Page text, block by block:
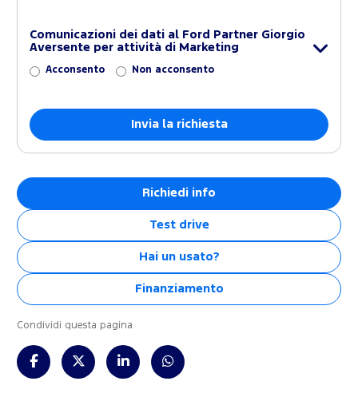
Comunicazioni dei dati al Ford Partner Giorgio
Aversente per attività di Marketing
Acconsento Non acconsento
Richiedi info
Test drive
Hai un usato?
Finanziamento
Condividi questa pagina